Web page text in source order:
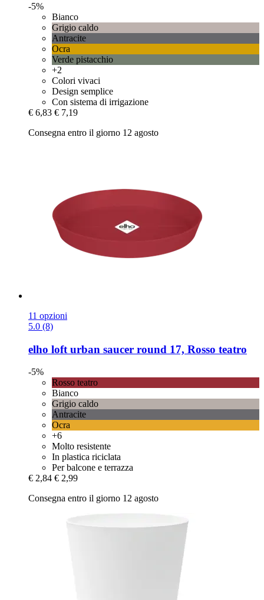
-5%
Bianco
Grigio caldo
Antracite
Ocra
Verde pistacchio
+2
Colori vivaci
Design semplice
Con sistema di irrigazione
€ 6,83 € 7,19
Consegna entro il giorno 12 agosto
11 opzioni
5.0 (8)
elho loft urban saucer round 17, Rosso teatro
-5%
Rosso teatro
Bianco
Grigio caldo
Antracite
Ocra
+6
Molto resistente
In plastica riciclata
Per balcone e terrazza
€ 2,84 € 2,99
Consegna entro il giorno 12 agosto